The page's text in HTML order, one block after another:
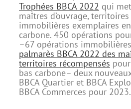
Trophées BBCA 2022 qui
maîtres d’ouvrage,
immobilières exemplaires
carbone. 450 opérations
–67 opérations
palmarès BBCA 2022 des
territoires récompensés
bas carbone– deux
BBCA Quartier et BBCA
BBCA Commerces pour 2023.